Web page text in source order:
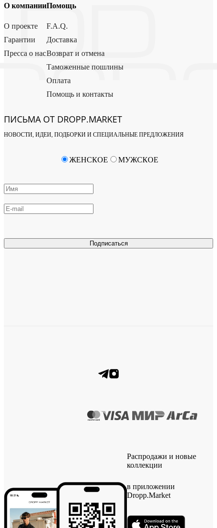
О компании
О проекте
Гарантии
Пресса о нас
Помощь
F.A.Q.
Доставка
Возврат и отмена
Таможенные пошлины
Оплата
Помощь и контакты
ПИСЬМА ОТ DROPP.MARKET
НОВОСТИ, ИДЕИ, ПОДБОРКИ И СПЕЦИАЛЬНЫЕ ПРЕДЛОЖЕНИЯ
Подписаться
ЖЕНСКОЕ МУЖСКОЕ
Распродажи и новые
коллекции
в приложении
Dropp.Market